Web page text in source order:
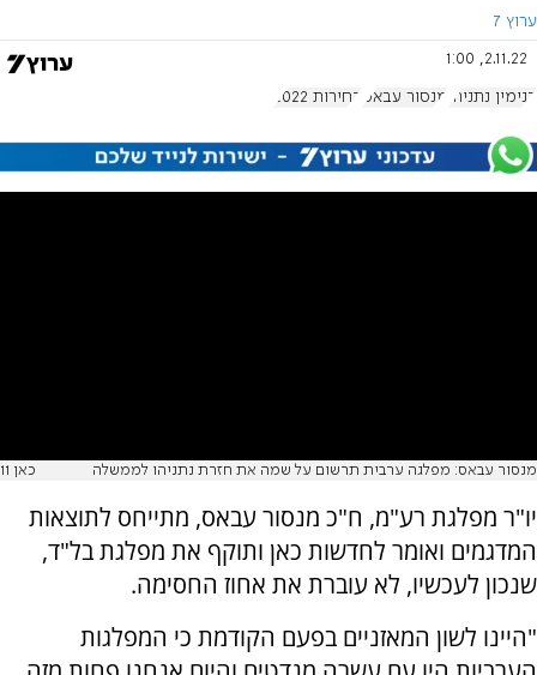
ערוץ 7
2.11.22, 1:00
בנימין נתניהו מנסור עבאס בחירות 2022
מנסור עבאס: מפלגה ערבית תרשום על שמה את חזרת נתניהו לממשלה כאן 11
יו"ר מפלגת רע"מ, ח"כ מנסור עבאס, מתייחס לתוצאות
המדגמים ואומר לחדשות כאן ותוקף את מפלגת בל"ד,
שנכון לעכשיו, לא עוברת את אחוז החסימה.
"היינו לשון המאזניים בפעם הקודמת כי המפלגות